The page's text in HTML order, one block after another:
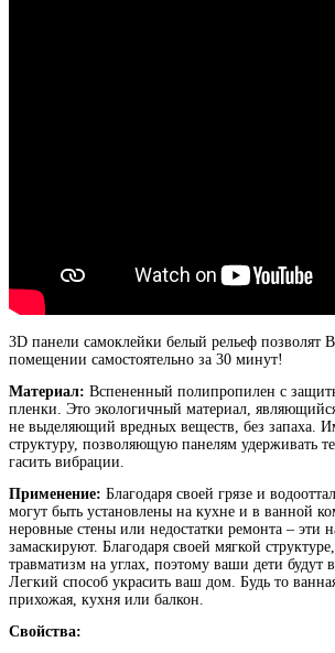
3D панели самоклейки белый рельеф позволят
помещении самостоятельно за 30 минут!
Материал: Вспененный полипропилен с
пленки. Это экологичный материал,
не выделяющий вредных веществ, без запаха.
структуру, позволяющую панелям удерживать
гасить вибрации.
Применение: Благодаря своей грязе и
могут быть установлены на кухне и в ванной
неровные стены или недостатки ремонта – эти
замаскируют. Благодаря своей мягкой
травматизм на углах, поэтому ваши дети будут в
Легкий способ украсить ваш дом. Будь то
прихожая, кухня или балкон.
Свойства: